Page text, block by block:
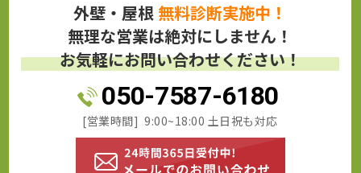
外壁・屋根 無料診断実施中！
無理な営業は絶対にしません！
お気軽にお問い合わせください！
050-7587-6180
[営業時間] 9:00~18:00 土日祝も対応